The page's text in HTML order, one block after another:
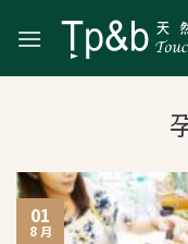
01
8 月